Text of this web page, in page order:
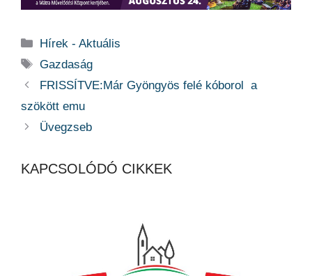
Kategória
Hírek - Aktuális
Címkék
Gazdaság
FRISSÍTVE:Már Gyöngyös felé kóborol a
szökött emu
Üvegzseb
KAPCSOLÓDÓ CIKKEK